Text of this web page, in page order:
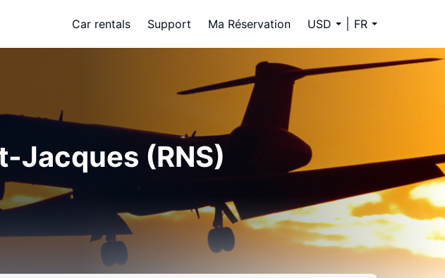
Car rentals Support Ma Réservation USD FR
Jacques (RNS)